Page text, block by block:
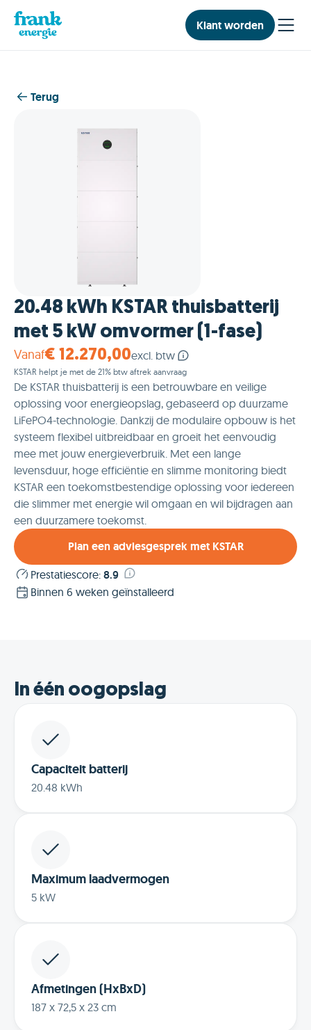
Klant worden
Terug
20.48 kWh KSTAR thuisbatterij
met 5 kW omvormer (1-fase)
Vanaf€ 12.270,00excl. btw
KSTAR helpt je met de 21% btw aftrek aanvraag
De KSTAR thuisbatterij is een betrouwbare en veilige
oplossing voor energieopslag, gebaseerd op duurzame
LiFePO4-technologie. Dankzij de modulaire opbouw is het
systeem flexibel uitbreidbaar en groeit het eenvoudig
mee met jouw energieverbruik. Met een lange
levensduur, hoge efficiëntie en slimme monitoring biedt
KSTAR een toekomstbestendige oplossing voor iedereen
die slimmer met energie wil omgaan en wil bijdragen aan
een duurzamere toekomst.
Plan een adviesgesprek met KSTAR
Prestatiescore: 8.9
Binnen 6 weken geïnstalleerd
In één oogopslag
Capaciteit batterij
20.48 kWh
Maximum laadvermogen
5 kW
Afmetingen (HxBxD)
187 x 72,5 x 23 cm